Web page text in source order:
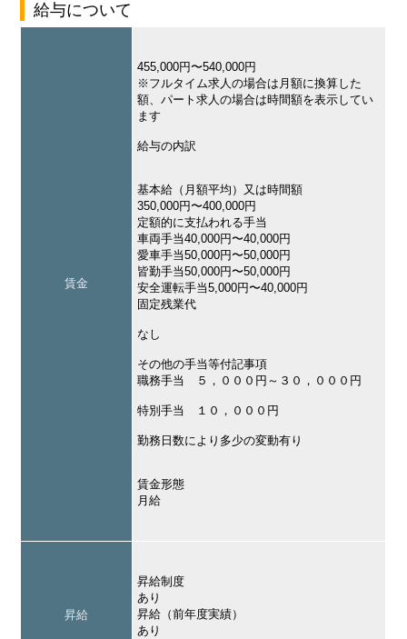
給与について
賃金
455,000円〜540,000円
※フルタイム求人の場合は月額に換算した
額、パート求人の場合は時間額を表示してい
ます
給与の内訳
基本給（月額平均）又は時間額
350,000円〜400,000円
定額的に支払われる手当
車両手当40,000円〜40,000円
愛車手当50,000円〜50,000円
皆勤手当50,000円〜50,000円
安全運転手当5,000円〜40,000円
固定残業代
なし
その他の手当等付記事項
職務手当 ５，０００円～３０，０００円
特別手当 １０，０００円
勤務日数により多少の変動有り
賃金形態
月給
昇給
昇給制度
あり
昇給（前年度実績）
あり